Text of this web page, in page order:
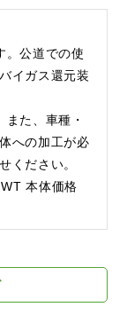
。公道での使
イガス還元装
た、車種・
への加工が必
ください。
本体価格